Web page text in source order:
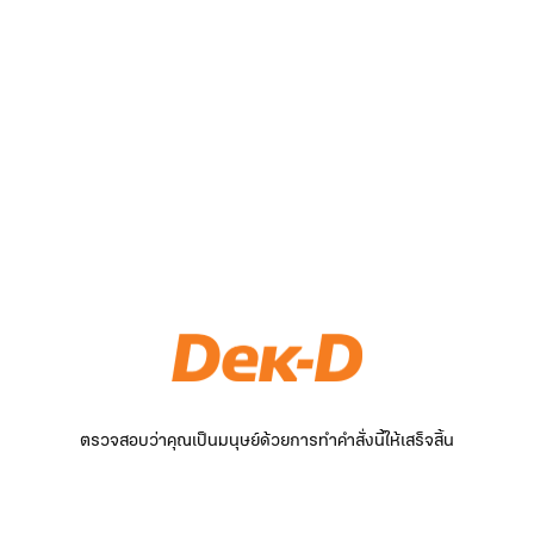
ตรวจสอบว่าคุณเป็นมนุษย์ด้วยการทำคำสั่งนี้ให้เสร็จสิ้น